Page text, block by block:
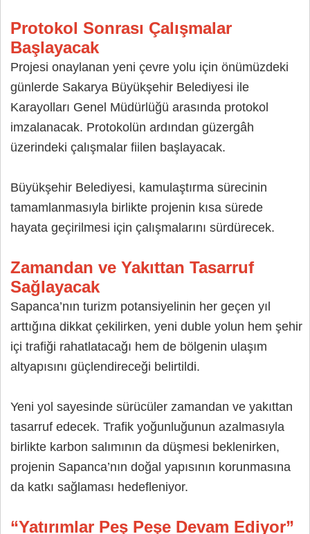
Protokol Sonrası Çalışmalar
Başlayacak
Projesi onaylanan yeni çevre yolu için önümüzdeki
günlerde Sakarya Büyükşehir Belediyesi ile
Karayolları Genel Müdürlüğü arasında protokol
imzalanacak. Protokolün ardından güzergâh
üzerindeki çalışmalar fiilen başlayacak.
Büyükşehir Belediyesi, kamulaştırma sürecinin
tamamlanmasıyla birlikte projenin kısa sürede
hayata geçirilmesi için çalışmalarını sürdürecek.
Zamandan ve Yakıttan Tasarruf
Sağlayacak
Sapanca’nın turizm potansiyelinin her geçen yıl
arttığına dikkat çekilirken, yeni duble yolun hem şehir
içi trafiği rahatlatacağı hem de bölgenin ulaşım
altyapısını güçlendireceği belirtildi.
Yeni yol sayesinde sürücüler zamandan ve yakıttan
tasarruf edecek. Trafik yoğunluğunun azalmasıyla
birlikte karbon salımının da düşmesi beklenirken,
projenin Sapanca’nın doğal yapısının korunmasına
da katkı sağlaması hedefleniyor.
“Yatırımlar Peş Peşe Devam Ediyor”